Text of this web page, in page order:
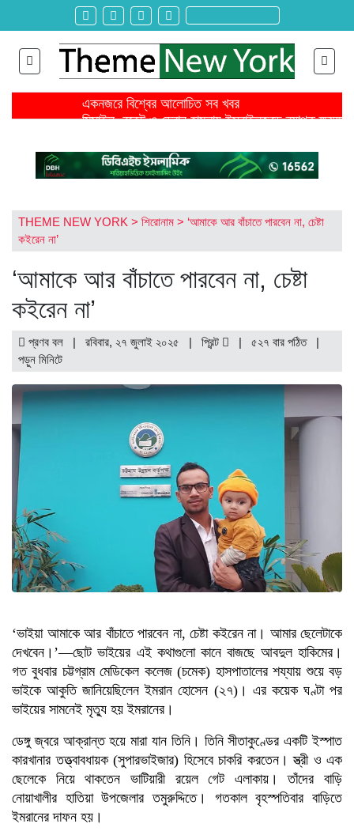
একনজরে বিশ্বের আলোচিত সব খবর
মিসাইল, রকেট ও ড্রোন হামলায় ইসরাইলজুড়ে ব্যাপক
ঐকমত্য কমিশনের বৈঠক থেকে বিএনপির ওয়াকআউট
এনসিপির সমাবেশে ছোটাছুটি, ড্রোনকে মিসাইল ভেবে গুজব
তৌকিরের সাথে সেদিন কী হয়েছিল বিমান দুর্ঘটনার আগে?
বহিষ্কৃত ২ ছাত্রদল নেতা ও নিষিদ্ধ সংগঠন ছাত্রলীগ কর্মীর
THEME NEW YORK > শিরোনাম > ‘আমাকে আর বাঁচাতে পারবেন না, চেষ্টা
কইরেন না’
‘আমাকে আর বাঁচাতে পারবেন না, চেষ্টা
কইরেন না’
প্রণব বল | রবিবার, ২৭ জুলাই ২০২৫ | প্রিন্ট | ৫২৭ বার পঠিত
|
পড়ুন মিনিটে
‘ভাইয়া আমাকে আর বাঁচাতে পারবেন না, চেষ্টা কইরেন না। আমার ছেলেটাকে
দেখবেন।’—ছোট ভাইয়ের এই কথাগুলো কানে বাজছে আবদুল হাকিমের।
গত বুধবার চট্টগ্রাম মেডিকেল কলেজ (চমেক) হাসপাতালের শয্যায় শুয়ে বড়
ভাইকে আকুতি জানিয়েছিলেন ইমরান হোসেন (২৭)। এর কয়েক ঘণ্টা পর
ভাইয়ের সামনেই মৃত্যু হয় ইমরানের।
ডেঙ্গু জ্বরে আক্রান্ত হয়ে মারা যান তিনি। তিনি সীতাকুণ্ডের একটি ইস্পাত
কারখানার তত্ত্বাবধায়ক (সুপারভাইজার) হিসেবে চাকরি করতেন। স্ত্রী ও এক
ছেলেকে নিয়ে থাকতেন ভাটিয়ারী রয়েল গেট এলাকায়। তাঁদের বাড়ি
নোয়াখালীর হাতিয়া উপজেলার তমুরুদ্দিতে। গতকাল বৃহস্পতিবার বাড়িতে
ইমরানের দাফন হয়।